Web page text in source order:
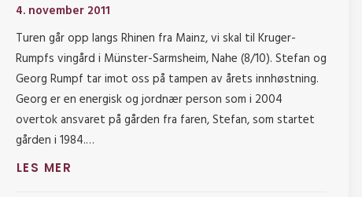
4. november 2011
Turen går opp langs Rhinen fra Mainz, vi skal til Kruger-
Rumpfs vingård i Münster-Sarmsheim, Nahe (8/10). Stefan og
Georg Rumpf tar imot oss på tampen av årets innhøstning.
Georg er en energisk og jordnær person som i 2004
overtok ansvaret på gården fra faren, Stefan, som startet
gården i 1984.…
LES MER